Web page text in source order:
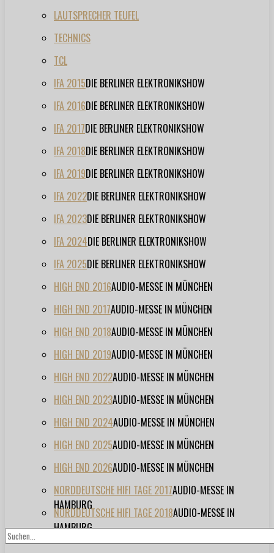
LAUTSPRECHER TEUFEL
TECHNICS
TCL
IFA 2015DIE BERLINER ELEKTRONIKSHOW
IFA 2016DIE BERLINER ELEKTRONIKSHOW
IFA 2017DIE BERLINER ELEKTRONIKSHOW
IFA 2018DIE BERLINER ELEKTRONIKSHOW
IFA 2019DIE BERLINER ELEKTRONIKSHOW
IFA 2022DIE BERLINER ELEKTRONIKSHOW
IFA 2023DIE BERLINER ELEKTRONIKSHOW
IFA 2024DIE BERLINER ELEKTRONIKSHOW
IFA 2025DIE BERLINER ELEKTRONIKSHOW
HIGH END 2016AUDIO-MESSE IN MÜNCHEN
HIGH END 2017AUDIO-MESSE IN MÜNCHEN
HIGH END 2018AUDIO-MESSE IN MÜNCHEN
HIGH END 2019AUDIO-MESSE IN MÜNCHEN
HIGH END 2022AUDIO-MESSE IN MÜNCHEN
HIGH END 2023AUDIO-MESSE IN MÜNCHEN
HIGH END 2024AUDIO-MESSE IN MÜNCHEN
HIGH END 2025AUDIO-MESSE IN MÜNCHEN
HIGH END 2026AUDIO-MESSE IN MÜNCHEN
NORDDEUTSCHE HIFI TAGE 2017AUDIO-MESSE IN
HAMBURG
NORDDEUTSCHE HIFI TAGE 2018AUDIO-MESSE IN
HAMBURG